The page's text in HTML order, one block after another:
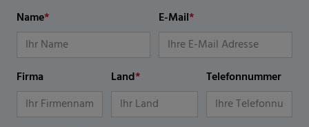
Name* E-Mail*
Firma Land* Telefonnummer